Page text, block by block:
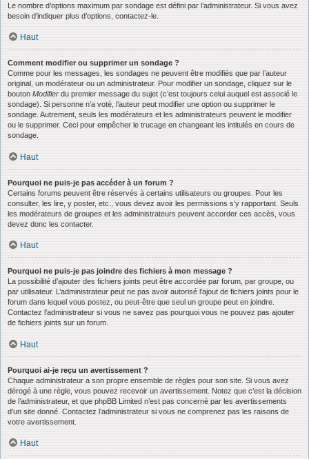
Le nombre d’options maximum par sondage est défini par l’administrateur. Si vous avez
besoin d’indiquer plus d’options, contactez-le.
Haut
Comment modifier ou supprimer un sondage ?
Comme pour les messages, les sondages ne peuvent être modifiés que par l’auteur
original, un modérateur ou un administrateur. Pour modifier un sondage, cliquez sur le
bouton Modifier du premier message du sujet (c’est toujours celui auquel est associé le
sondage). Si personne n’a voté, l’auteur peut modifier une option ou supprimer le
sondage. Autrement, seuls les modérateurs et les administrateurs peuvent le modifier
ou le supprimer. Ceci pour empêcher le trucage en changeant les intitulés en cours de
sondage.
Haut
Pourquoi ne puis-je pas accéder à un forum ?
Certains forums peuvent être réservés à certains utilisateurs ou groupes. Pour les
consulter, les lire, y poster, etc., vous devez avoir les permissions s’y rapportant. Seuls
les modérateurs de groupes et les administrateurs peuvent accorder ces accès, vous
devez donc les contacter.
Haut
Pourquoi ne puis-je pas joindre des fichiers à mon message ?
La possibilité d’ajouter des fichiers joints peut être accordée par forum, par groupe, ou
par utilisateur. L’administrateur peut ne pas avoir autorisé l’ajout de fichiers joints pour le
forum dans lequel vous postez, ou peut-être que seul un groupe peut en joindre.
Contactez l’administrateur si vous ne savez pas pourquoi vous ne pouvez pas ajouter
de fichiers joints sur un forum.
Haut
Pourquoi ai-je reçu un avertissement ?
Chaque administrateur a son propre ensemble de règles pour son site. Si vous avez
dérogé à une règle, vous pouvez recevoir un avertissement. Notez que c’est la décision
de l’administrateur, et que phpBB Limited n’est pas concerné par les avertissements
d’un site donné. Contactez l’administrateur si vous ne comprenez pas les raisons de
votre avertissement.
Haut